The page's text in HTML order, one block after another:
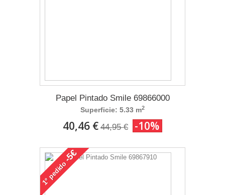
Papel Pintado Smile 69866000
Superficie: 5.33 m2
40,46 € 44,95 € -10%
1°
pedido
-5€